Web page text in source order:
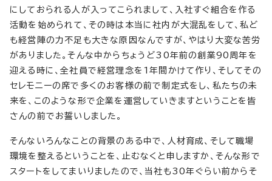
にしておられる人が入ってこられまして、入社すぐ組合を作る
活動を始められて、その時は本当に社内が大混乱をして、私ど
も経営陣の力不足も大きな原因なんですが、やはり大変な苦労
がありました。そんな中からちょうど30年前の創業90周年を
迎える時に、全社員で経営理念を1年間かけて作り、そしてその
セレモニーの席で多くのお客様の前で制定式をし、私たちの未
来を、このような形で企業を運営していきますということを皆
さんの前でお誓いしました。
そんないろんなことの背景のある中で、人材育成、そして職場
環境を整えるということを、止むなくと申しますか、そんな形で
スタートをしてまいりましたので、当社も30年ぐらい前からそ